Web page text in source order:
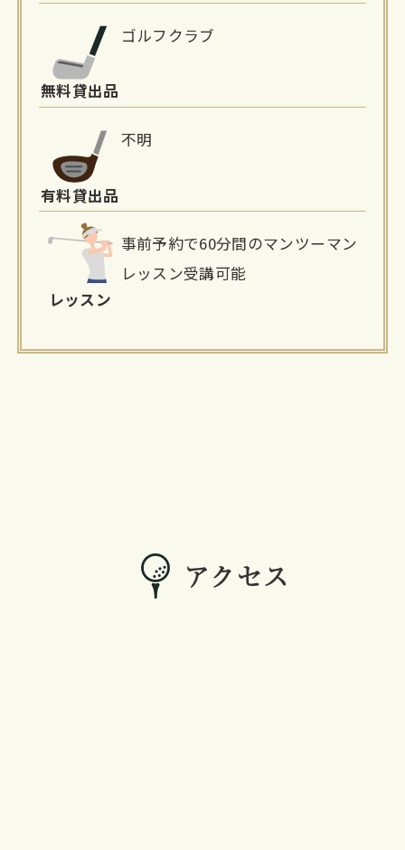
無料貸出品
ゴルフクラブ
有料貸出品
不明
レッスン
事前予約で60分間のマンツーマン
レッスン受講可能
アクセス